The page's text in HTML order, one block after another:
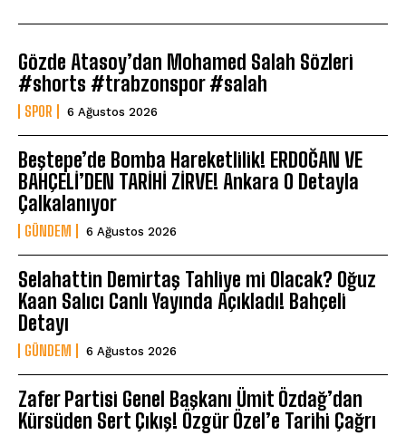
Gözde Atasoy’dan Mohamed Salah Sözleri
#shorts #trabzonspor #salah
SPOR 6 Ağustos 2026
Beştepe’de Bomba Hareketlilik! ERDOĞAN VE
BAHÇELİ’DEN TARİHİ ZİRVE! Ankara O Detayla
Çalkalanıyor
GÜNDEM 6 Ağustos 2026
Selahattin Demirtaş Tahliye mi Olacak? Oğuz
Kaan Salıcı Canlı Yayında Açıkladı! Bahçeli
Detayı
GÜNDEM 6 Ağustos 2026
Zafer Partisi Genel Başkanı Ümit Özdağ’dan
Kürsüden Sert Çıkış! Özgür Özel’e Tarihi Çağrı